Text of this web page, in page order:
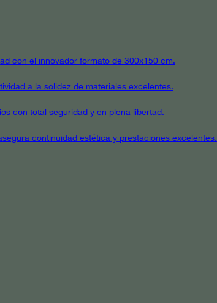
con el innovador formato de 300x150 cm.
a la solidez de materiales excelentes.
con total seguridad y en plena libertad.
continuidad estética y prestaciones excelentes.